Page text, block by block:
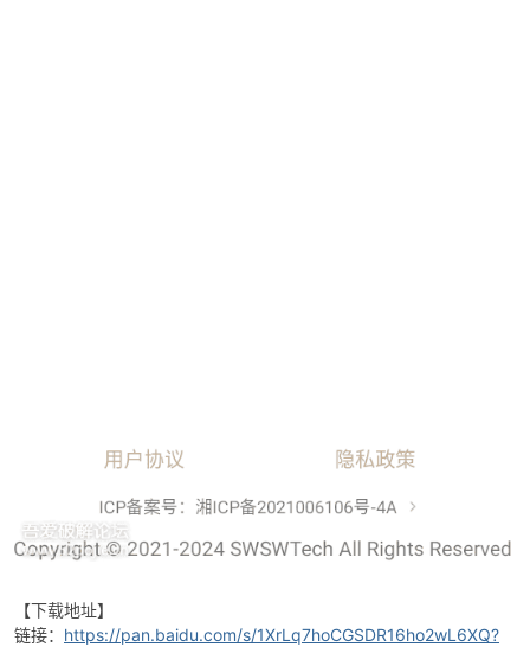
【下载地址】
链接： https://pan.baidu.com/s/1XrLq7hoCGSDR16ho2wL6XQ?